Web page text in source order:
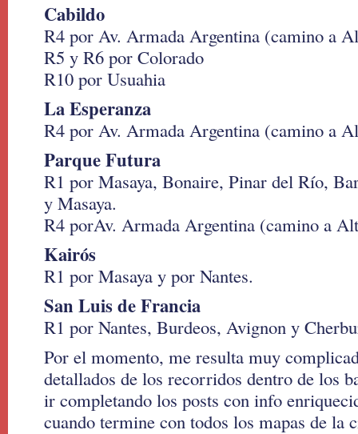
Cabildo
R4 por Av. Armada Argentina (camino a
R5 y R6 por Colorado
R10 por Usuahia
La Esperanza
R4 por Av. Armada Argentina (camino a
Parque Futura
R1 por Masaya, Bonaire, Pinar del Río,
y Masaya.
R4 porAv. Armada Argentina (camino a
Kairós
R1 por Masaya y por Nantes.
San Luis de Francia
R1 por Nantes, Burdeos, Avignon y
Por el momento, me resulta muy
detallados de los recorridos dentro de los
ir completando los posts con info
cuando termine con todos los mapas de la